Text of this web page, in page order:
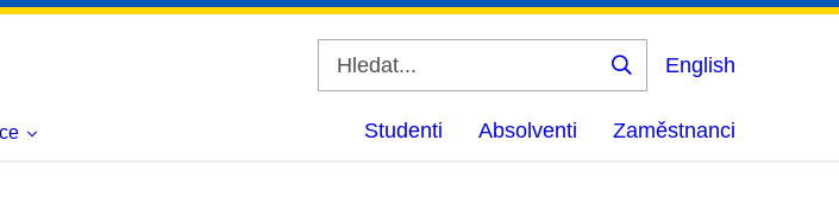
Vyhledat
English
Studenti Absolventi Zaměstnanci